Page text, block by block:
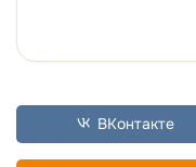
ВКонтакте